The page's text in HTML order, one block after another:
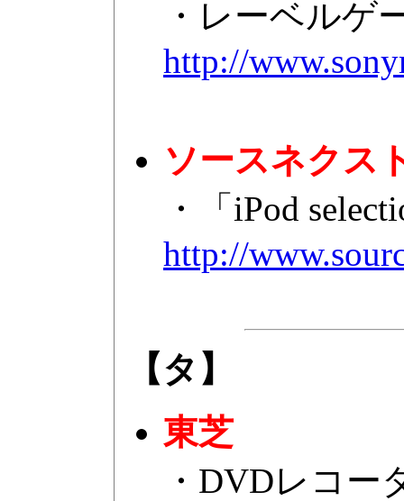
・レーベルゲ
http://
ソースネクス
・「iPod
http://
【タ】
東芝
・DVDレコー